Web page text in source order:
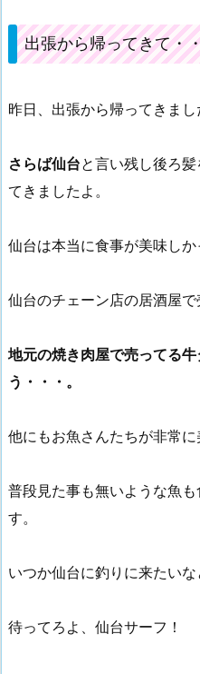
出張から帰ってきて・
昨日、出張から帰ってきまし
さらば仙台と言い残し後ろ
てきましたよ。
仙台は本当に食事が美味しか
仙台のチェーン店の居酒屋
地元の焼き肉屋で売ってる牛
う・・・。
他にもお魚さんたちが非常に
普段見た事も無いような魚
す。
いつか仙台に釣りに来たいな
待ってろよ、仙台サーフ！